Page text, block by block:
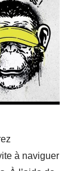
à naviguer